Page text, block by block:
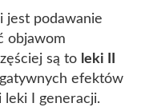
jest podawanie
objawom
są to leki II
efektów
leki I generacji.